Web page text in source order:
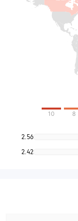
8
10
2.56
2.42